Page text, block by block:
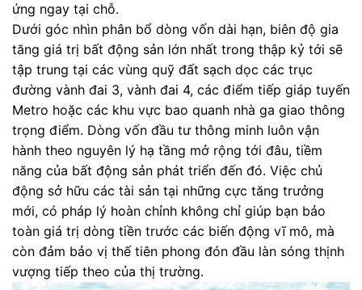
ứng ngay tại chỗ.
Dưới góc nhìn phân bổ dòng vốn dài hạn, biên độ gia
tăng giá trị bất động sản lớn nhất trong thập kỷ tới sẽ
tập trung tại các vùng quỹ đất sạch dọc các trục
đường vành đai 3, vành đai 4, các điểm tiếp giáp tuyến
Metro hoặc các khu vực bao quanh nhà ga giao thông
trọng điểm. Dòng vốn đầu tư thông minh luôn vận
hành theo nguyên lý hạ tầng mở rộng tới đâu, tiềm
năng của bất động sản phát triển đến đó. Việc chủ
động sở hữu các tài sản tại những cực tăng trưởng
mới, có pháp lý hoàn chỉnh không chỉ giúp bạn bảo
toàn giá trị dòng tiền trước các biến động vĩ mô, mà
còn đảm bảo vị thế tiên phong đón đầu làn sóng thịnh
vượng tiếp theo của thị trường.